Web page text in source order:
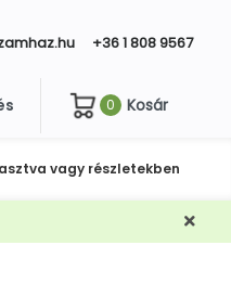
+36 1 808 9567
0 Kosár
vagy részletekben